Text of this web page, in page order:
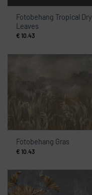
Fotobehang Tropical Dry
Leaves
€ 10.43
Fotobehang Gras
€ 10.43